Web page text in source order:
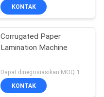
KONTAK
Corrugated Paper
Lamination Machine
KONTAK